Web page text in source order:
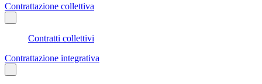
Contrattazione collettiva
Contratti collettivi
Contrattazione integrativa